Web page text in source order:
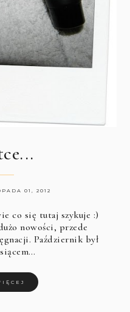
01, 2012
co się tutaj szykuje :)
nowości, przede
Październik był